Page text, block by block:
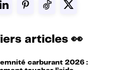
articles 👀
carburant 2026 :